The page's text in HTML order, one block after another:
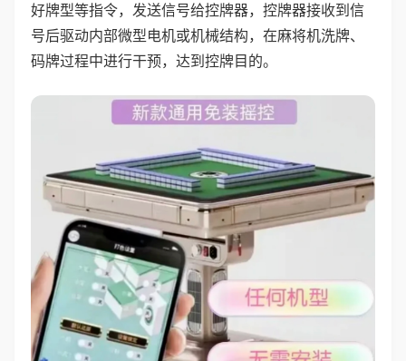
好牌型等指令，发送信号给控牌器，控牌器接收到信
号后驱动内部微型电机或机械结构，在麻将机洗牌、
码牌过程中进行干预，达到控牌目的。